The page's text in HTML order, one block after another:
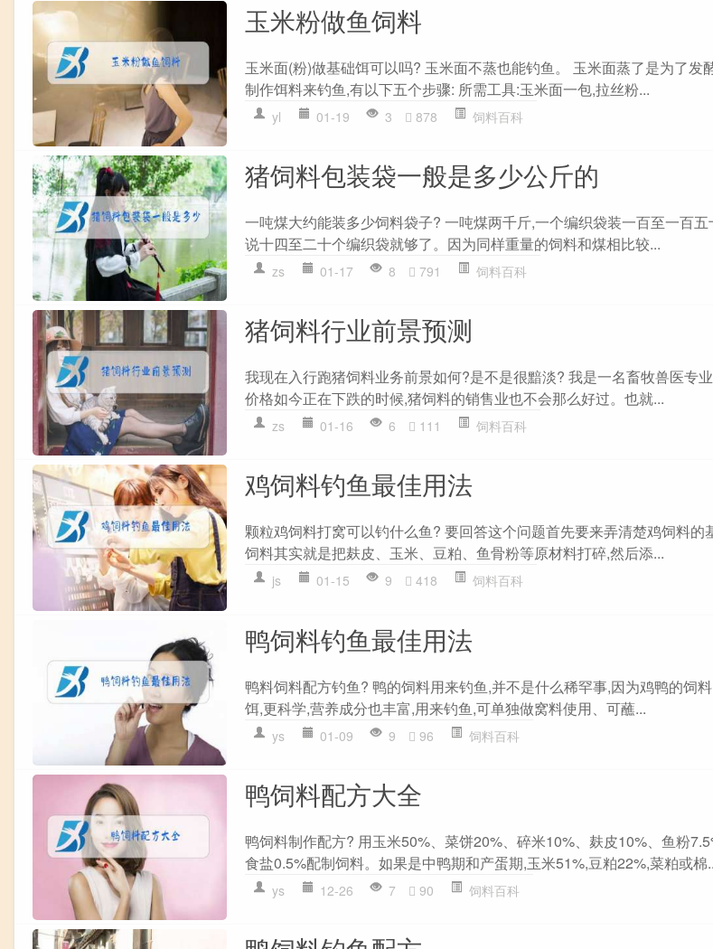
玉米粉做鱼饲料
玉米面(粉)做基础饵可以吗? 玉米面不蒸也能钓鱼。 玉米面蒸了是为了发
制作饵料来钓鱼,有以下五个步骤: 所需工具:玉米面一包,拉丝粉...
yl 01-19 3 878 饲料百科
猪饲料包装袋一般是多少公斤的
一吨煤大约能装多少饲料袋子? 一吨煤两千斤,一个编织袋装一百至一百
说十四至二十个编织袋就够了。因为同样重量的饲料和煤相比较...
zs 01-17 8 791 饲料百科
猪饲料行业前景预测
我现在入行跑猪饲料业务前景如何?是不是很黯淡? 我是一名畜牧兽医专
价格如今正在下跌的时候,猪饲料的销售业也不会那么好过。也就...
zs 01-16 6 111 饲料百科
鸡饲料钓鱼最佳用法
颗粒鸡饲料打窝可以钓什么鱼? 要回答这个问题首先要来弄清楚鸡饲料的
饲料其实就是把麸皮、玉米、豆粕、鱼骨粉等原材料打碎,然后添...
js 01-15 9 418 饲料百科
鸭饲料钓鱼最佳用法
鸭料饲料配方钓鱼? 鸭的饲料用来钓鱼,并不是什么稀罕事,因为鸡鸭的饲
饵,更科学,营养成分也丰富,用来钓鱼,可单独做窝料使用、可蘸...
ys 01-09 9 96 饲料百科
鸭饲料配方大全
鸭饲料制作配方? 用玉米50%、菜饼20%、碎米10%、麸皮10%、鱼粉
食盐0.5%配制饲料。如果是中鸭期和产蛋期,玉米51%,豆粕22%,菜粕或棉
ys 12-26 7 90 饲料百科